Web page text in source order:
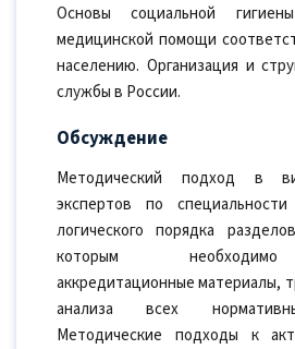
Основы социальной
медицинской помощи
населению. Организация и
службы в России.
Обсуждение
Методический подход в
экспертов по
логического порядка
которым
аккредитационные материалы,
анализа всех
Методические подходы к